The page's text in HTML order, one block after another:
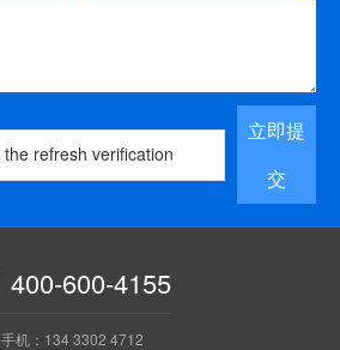
立即提
交
400-600-4155
手机：134 3302 4712